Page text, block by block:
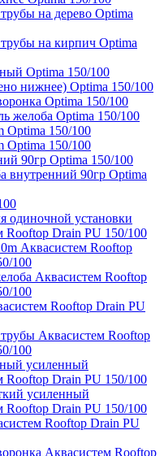
на дерево Optima
на кирпич Optima
Optima 150/100
нижнее) Optima 150/100
Optima 150/100
желоба Optima 150/100
Optima 150/100
Optima 150/100
90гр Optima 150/100
внутренний 90гр Optima
одиночной установки
Rooftop Drain PU 150/100
Аквасистем Rooftop
100
Аквасистем Rooftop
100
Rooftop Drain PU
Аквасистем Rooftop
100
усиленный
Rooftop Drain PU 150/100
усиленный
Rooftop Drain PU 150/100
Rooftop Drain PU
Аквасистем Rooftop